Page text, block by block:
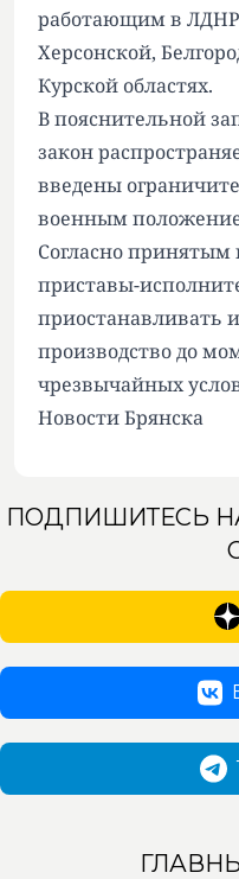
работающим в
Херсонской,
Курской областях.
В пояснительной
закон
введены
военным
Согласно
приставы-
приостанавливать
производство до
чрезвычайных
Новости Брянска
ПОДПИШИТЕСЬ